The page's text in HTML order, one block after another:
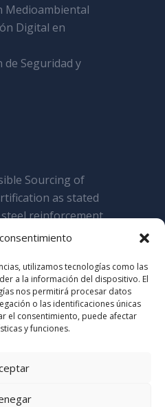
utilizamos tecnologías como las
a la información del dispositivo. El
nos permitirá procesar datos
o las identificaciones únicas
el consentimiento, puede afectar
y funciones.
Medioambiental
Digital en
de Seguridad y
Sourcing of
as stated
reinforcement
2025
Elite 2025